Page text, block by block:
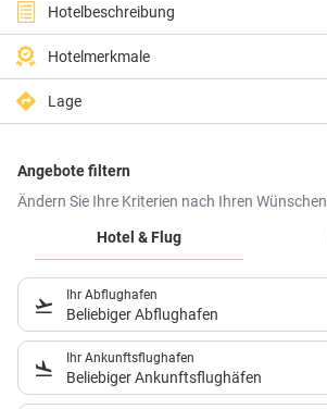
Hotelbeschreibung
Hotelmerkmale
Lage
Angebote filtern
Ändern Sie Ihre Kriterien nach Ihren Wünschen
Hotel & Flug
Ihr Abflughafen
Beliebiger Abflughafen
Ihr Ankunftsflughafen
Beliebiger Ankunftsflughäfen